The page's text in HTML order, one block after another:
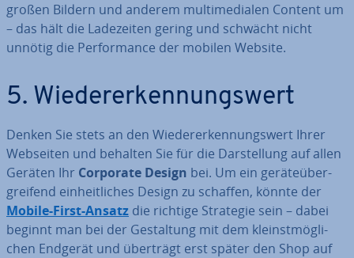
großen Bildern und anderem mul­ti­me­dia­len Content um
– das hält die La­de­zei­ten gering und schwächt nicht
unnötig die Per­for­mance der mobilen Website.
5. Wie­der­erken­nungs­wert
Denken Sie stets an den Wie­der­erken­nungs­wert Ihrer
Webseiten und behalten Sie für die Dar­stel­lung auf allen
Geräten Ihr Corporate Design bei. Um ein ge­rä­te­über­
grei­fend ein­heit­li­ches Design zu schaffen, könnte der
Mobile-First-Ansatz die richtige Strategie sein – dabei
beginnt man bei der Ge­stal­tung mit dem kleinst­mög­li­
chen Endgerät und überträgt erst später den Shop auf